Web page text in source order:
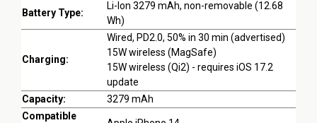
Battery Type:
Li-Ion 3279 mAh, non-removable (12.68
Wh)
Charging:
Wired, PD2.0, 50% in 30 min (advertised)
15W wireless (MagSafe)
15W wireless (Qi2) - requires iOS 17.2
update
Capacity:
3279 mAh
Compatible